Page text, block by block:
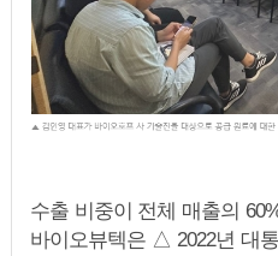
수출 비중이 전체 매출의
바이오뷰텍은 △ 2022년 대